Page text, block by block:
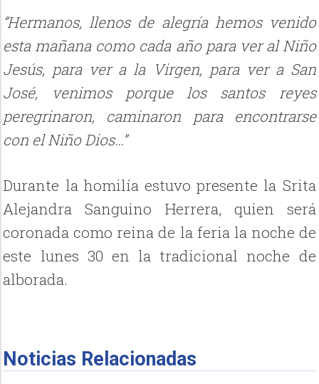
“Hermanos, llenos de alegría hemos venido
esta mañana como cada año para ver al Niño
Jesús, para ver a la Virgen, para ver a San
José, venimos porque los santos reyes
peregrinaron, caminaron para encontrarse
con el Niño Dios…”
Durante la homilía estuvo presente la Srita
Alejandra Sanguino Herrera, quien será
coronada como reina de la feria la noche de
este lunes 30 en la tradicional noche de
alborada.
Noticias Relacionadas